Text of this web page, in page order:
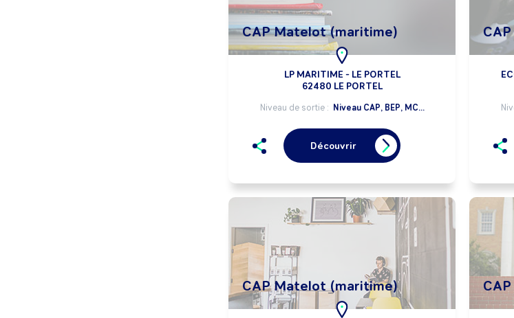
CAP Matelot (maritime)
LP MARITIME - LE PORTEL
62480 LE PORTEL
Niveau de sortie : Niveau CAP, BEP, MC...
Découvrir
CAP Matelot (maritime)